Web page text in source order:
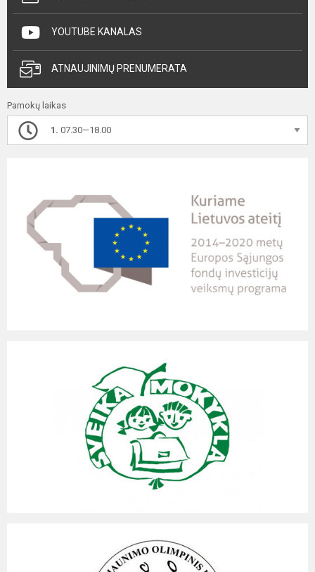
YOUTUBE KANALAS
ATNAUJINIMŲ PRENUMERATA
Pamokų laikas
1. 07.30—18.00